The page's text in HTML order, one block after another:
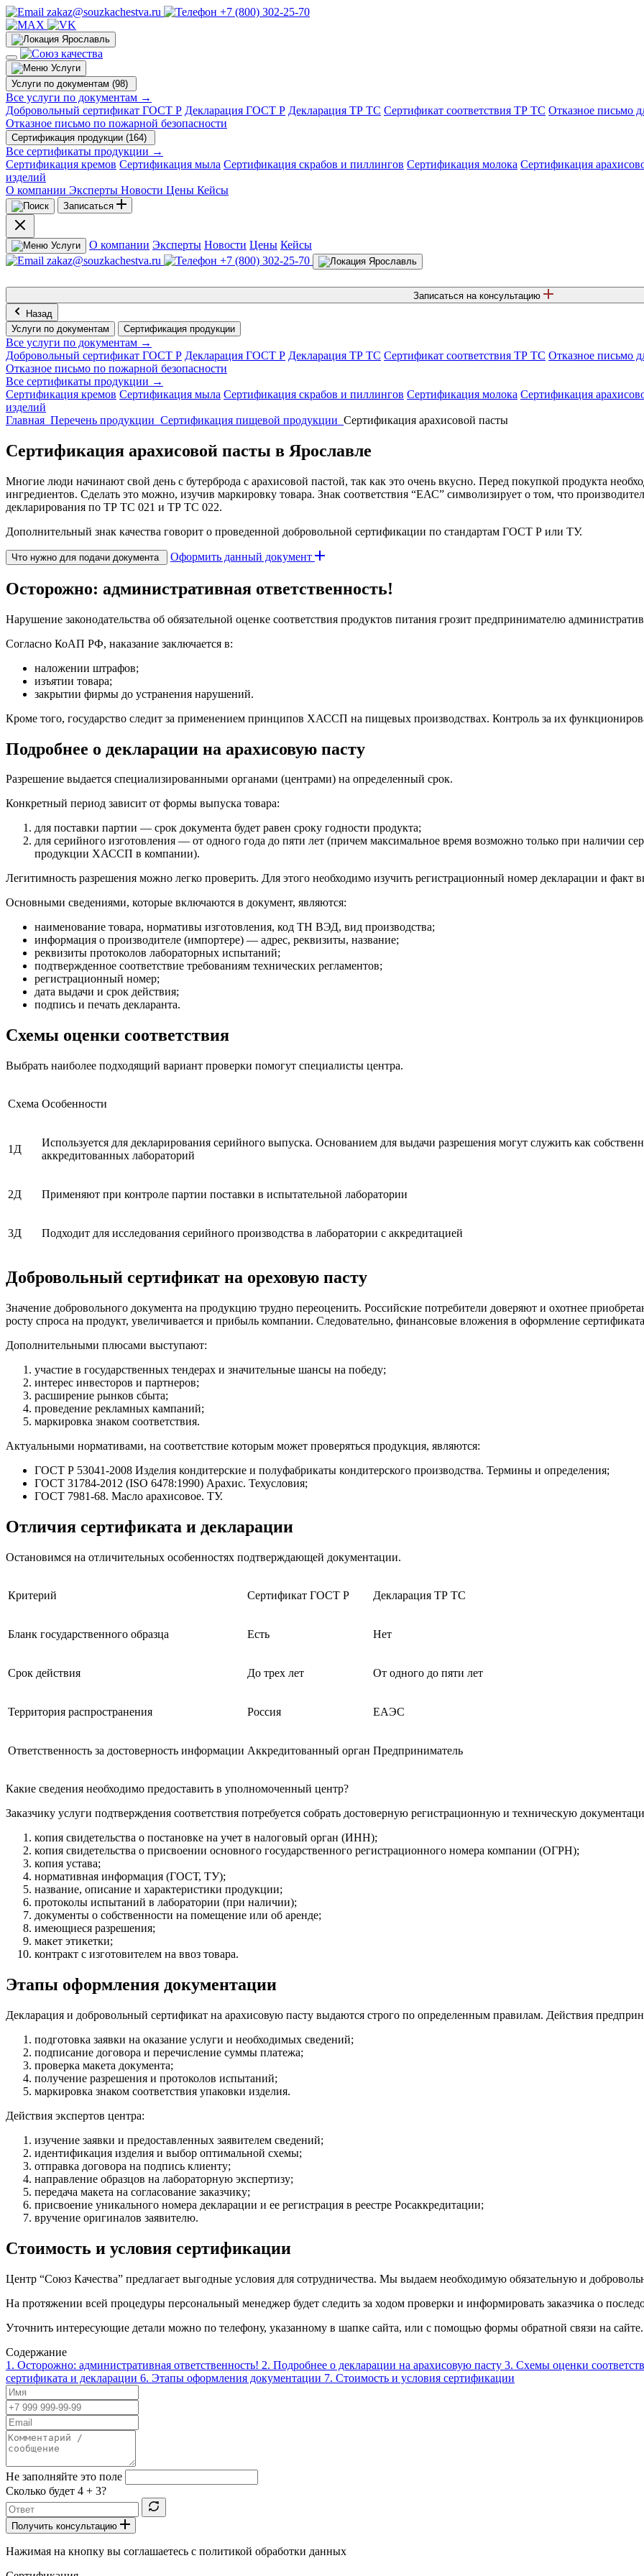
zakaz@souzkachestva.ru +7 (800) 302-25-70
Ярославль
Услуги
Услуги по документам (98)
Все услуги по документам →
Добровольный сертификат ГОСТ Р Декларация ГОСТ Р Декларация ТР ТС Сертификат соответствия ТР ТС Отказное письмо
Отказное письмо по пожарной безопасности
Сертификация продукции (164)
Все сертификаты продукции →
Сертификация кремов Сертификация мыла Сертификация скрабов и пиллингов Сертификация молока Сертификация
изделий
О компании Эксперты Новости Цены Кейсы
Записаться
Услуги О компании Эксперты Новости Цены Кейсы
zakaz@souzkachestva.ru
+7 (800) 302-25-70 Ярославль
Записаться на консультацию
Назад
Услуги по документам
Сертификация продукции
Все услуги по документам →
Добровольный сертификат ГОСТ Р Декларация ГОСТ Р Декларация ТР ТС Сертификат соответствия ТР ТС Отказное письмо
Отказное письмо по пожарной безопасности
Все сертификаты продукции →
Сертификация кремов Сертификация мыла Сертификация скрабов и пиллингов Сертификация молока Сертификация
изделий
Главная Перечень продукции Сертификация пищевой продукции Сертификация арахисовой пасты
Сертификация арахисовой пасты в Ярославле
Многие люди начинают свой день с бутерброда с арахисовой пастой, так как это очень вкусно. Перед покупкой продукта
ингредиентов. Сделать это можно, изучив маркировку товара. Знак соответствия “ЕАС” символизирует о том, что
декларирования по ТР ТС 021 и ТР ТС 022.
Дополнительный знак качества говорит о проведенной добровольной сертификации по стандартам ГОСТ Р или ТУ.
Что нужно для подачи документа Оформить данный документ
Осторожно: административная ответственность!
Нарушение законодательства об обязательной оценке соответствия продуктов питания грозит предпринимателю
Согласно КоАП РФ, наказание заключается в:
наложении штрафов;
изъятии товара;
закрытии фирмы до устранения нарушений.
Кроме того, государство следит за применением принципов ХАССП на пищевых производствах. Контроль за их
Подробнее о декларации на арахисовую пасту
Разрешение выдается специализированными органами (центрами) на определенный срок.
Конкретный период зависит от формы выпуска товара:
для поставки партии — срок документа будет равен сроку годности продукта;
для серийного изготовления — от одного года до пяти лет (причем максимальное время возможно только при наличии
продукции ХАССП в компании).
Легитимность разрешения можно легко проверить. Для этого необходимо изучить регистрационный номер декларации и факт
Основными сведениями, которые включаются в документ, являются:
наименование товара, нормативы изготовления, код ТН ВЭД, вид производства;
информация о производителе (импортере) — адрес, реквизиты, название;
реквизиты протоколов лабораторных испытаний;
подтвержденное соответствие требованиям технических регламентов;
регистрационный номер;
дата выдачи и срок действия;
подпись и печать декларанта.
Схемы оценки соответствия
Выбрать наиболее подходящий вариант проверки помогут специалисты центра.
Схема Особенности
1Д
Используется для декларирования серийного выпуска. Основанием для выдачи разрешения могут служить как
аккредитованных лабораторий
2Д Применяют при контроле партии поставки в испытательной лаборатории
3Д Подходит для исследования серийного производства в лаборатории с аккредитацией
Добровольный сертификат на ореховую пасту
Значение добровольного документа на продукцию трудно переоценить. Российские потребители доверяют и охотнее
росту спроса на продукт, увеличивается и прибыль компании. Следовательно, финансовые вложения в оформление
Дополнительными плюсами выступают:
участие в государственных тендерах и значительные шансы на победу;
интерес инвесторов и партнеров;
расширение рынков сбыта;
проведение рекламных кампаний;
маркировка знаком соответствия.
Актуальными нормативами, на соответствие которым может проверяться продукция, являются:
ГОСТ Р 53041-2008 Изделия кондитерские и полуфабрикаты кондитерского производства. Термины и определения;
ГОСТ 31784-2012 (ISO 6478:1990) Арахис. Техусловия;
ГОСТ 7981-68. Масло арахисовое. ТУ.
Отличия сертификата и декларации
Остановимся на отличительных особенностях подтверждающей документации.
Критерий Сертификат ГОСТ Р Декларация ТР ТС
Бланк государственного образца Есть Нет
Срок действия До трех лет От одного до пяти лет
Территория распространения Россия ЕАЭС
Ответственность за достоверность информации Аккредитованный орган Предприниматель
Какие сведения необходимо предоставить в уполномоченный центр?
Заказчику услуги подтверждения соответствия потребуется собрать достоверную регистрационную и техническую
копия свидетельства о постановке на учет в налоговый орган (ИНН);
копия свидетельства о присвоении основного государственного регистрационного номера компании (ОГРН);
копия устава;
нормативная информация (ГОСТ, ТУ);
название, описание и характеристики продукции;
протоколы испытаний в лаборатории (при наличии);
документы о собственности на помещение или об аренде;
имеющиеся разрешения;
макет этикетки;
контракт с изготовителем на ввоз товара.
Этапы оформления документации
Декларация и добровольный сертификат на арахисовую пасту выдаются строго по определенным правилам. Действия
подготовка заявки на оказание услуги и необходимых сведений;
подписание договора и перечисление суммы платежа;
проверка макета документа;
получение разрешения и протоколов испытаний;
маркировка знаком соответствия упаковки изделия.
Действия экспертов центра:
изучение заявки и предоставленных заявителем сведений;
идентификация изделия и выбор оптимальной схемы;
отправка договора на подпись клиенту;
направление образцов на лабораторную экспертизу;
передача макета на согласование заказчику;
присвоение уникального номера декларации и ее регистрация в реестре Росаккредитации;
вручение оригиналов заявителю.
Стоимость и условия сертификации
Центр “Союз Качества” предлагает выгодные условия для сотрудничества. Мы выдаем необходимую обязательную и
На протяжении всей процедуры персональный менеджер будет следить за ходом проверки и информировать заказчика о
Уточнить интересующие детали можно по телефону, указанному в шапке сайта, или с помощью формы обратной связи на
Содержание
1. Осторожно: административная ответственность! 2. Подробнее о декларации на арахисовую пасту 3. Схемы оценки
сертификата и декларации 6. Этапы оформления документации 7. Стоимость и условия сертификации
Не заполняйте это поле
Сколько будет 4 + 3?
Получить консультацию
Нажимая на кнопку вы соглашаетесь с политикой обработки данных